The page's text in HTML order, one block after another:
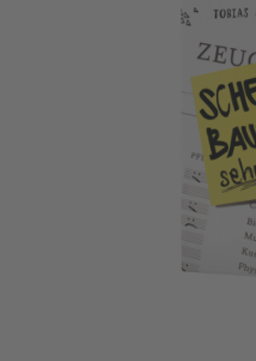
Scheiße bauen: sehr gut